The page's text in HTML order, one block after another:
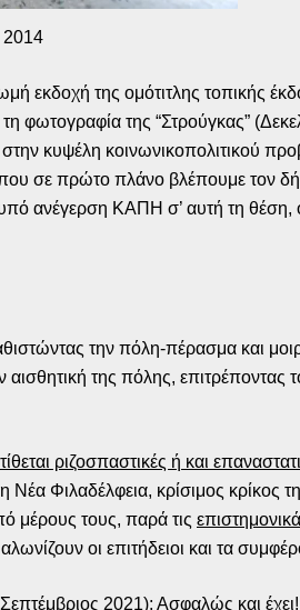
2014
εκδοχή της ομότιτλης τοπικής
φωτογραφία της “Στρούγκας”
κυψέλη κοινωνικοπολιτικού
όπου σε πρώτο πλάνο βλέπουμε τον
ανέγερση ΚΑΠΗ σ’ αυτή τη θέση,
την πόλη-πέρασμα και
της πόλης, επιτρέποντας
ριζοσπαστικές ή και
Φιλαδέλφεια, κρίσιμος κρίκος
μέρους τους, παρά τις
οι επιτήδειοι και τα
2021); Ασφαλώς και